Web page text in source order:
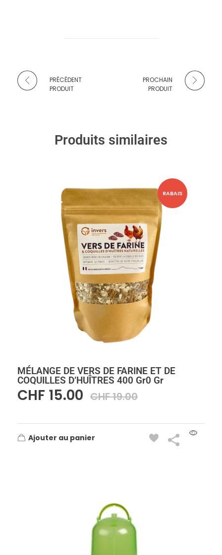
PRÉCÉDENT
PRODUIT
PROCHAIN
PRODUIT
Produits similaires
RABAIS
MÉLANGE DE VERS DE FARINE ET DE
COQUILLES D’HUÎTRES 400 Gr0 Gr
CHF 15.00 CHF19.00
Ajouter au panier